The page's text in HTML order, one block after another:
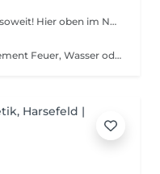
Book a Head Spa for 2 Endlich ist es soweit! Hier oben im Norden haben wir schon alle lange darauf gewartet. Headspa zu 2 nebeneinander genießen! Preise gelten nur für Juni & Juli! Head Spa 45 Minuten - ohne Föhnservice Head Spa 60 Minuten - ohne Föhnservice Head Spa 75 Minuten - Professionelles Föhnen durch uns inclusive Head Spa 90 Minuten - Professionelles Föhnen durch uns inclusive
Kopfkino mal anders. Wähle dein Element Feuer, Wasser oder Bubbles und erlebe eine einzigartige Klangmassage auf unserer vibroakustischen Soundliege. Der gewählte Klang wird sanft in deinen Körper übertragen, während der Fokus ganz auf deinem Kopf liegt. Dich erwartet eine tief entspannende Kopfanwendung mit: -wohltuenden Massagetools für Kopfhaut & Haaransatz -streichenden Griffen im Nacken-, Schulter- und Armbereich -bewusstem Scalp-Flow zur mentalen Entlastung Ohne Wasser aber mit maximalem Kopf- & Oberkörpergefühl!